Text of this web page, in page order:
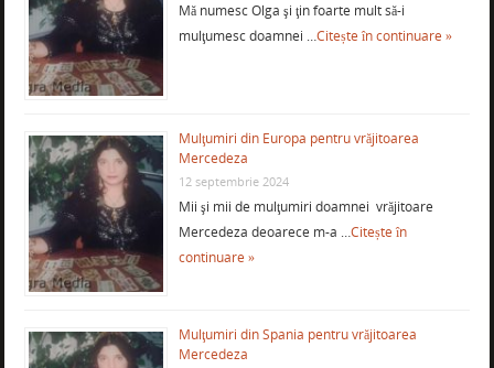
Mă numesc Olga şi ţin foarte mult să-i
mulţumesc doamnei …Citește în continuare »
Mulţumiri din Europa pentru vrăjitoarea
Mercedeza
12 septembrie 2024
Mii şi mii de mulţumiri doamnei vrăjitoare
Mercedeza deoarece m-a …Citește în
continuare »
Mulţumiri din Spania pentru vrăjitoarea
Mercedeza